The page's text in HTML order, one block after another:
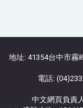
地址: 41354台中市霧
電話:
中文網頁負責